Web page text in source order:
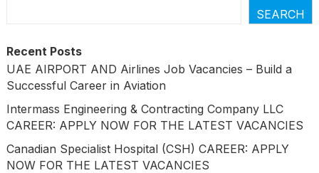
SEARCH
Recent Posts
UAE AIRPORT AND Airlines Job Vacancies – Build a
Successful Career in Aviation
Intermass Engineering & Contracting Company LLC
CAREER: APPLY NOW FOR THE LATEST VACANCIES
Canadian Specialist Hospital (CSH) CAREER: APPLY
NOW FOR THE LATEST VACANCIES